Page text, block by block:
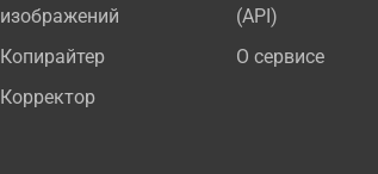
изображений
Копирайтер
Корректор
(API)
О сервисе